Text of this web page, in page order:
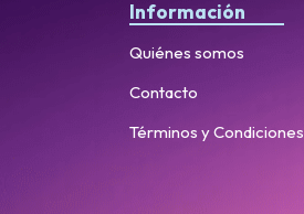
Información
Quiénes somos
Contacto
Términos y Condiciones